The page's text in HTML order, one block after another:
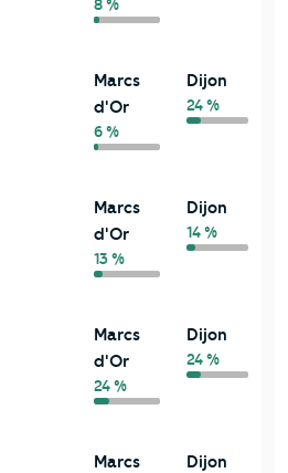
8 %
Marcs
d'Or
6 %
Dijon
24 %
Marcs
d'Or
13 %
Dijon
14 %
Marcs
d'Or
24 %
Dijon
24 %
Marcs
Dijon